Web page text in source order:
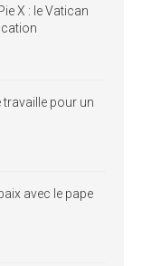
X : le Vatican
travaille pour un
avec le pape